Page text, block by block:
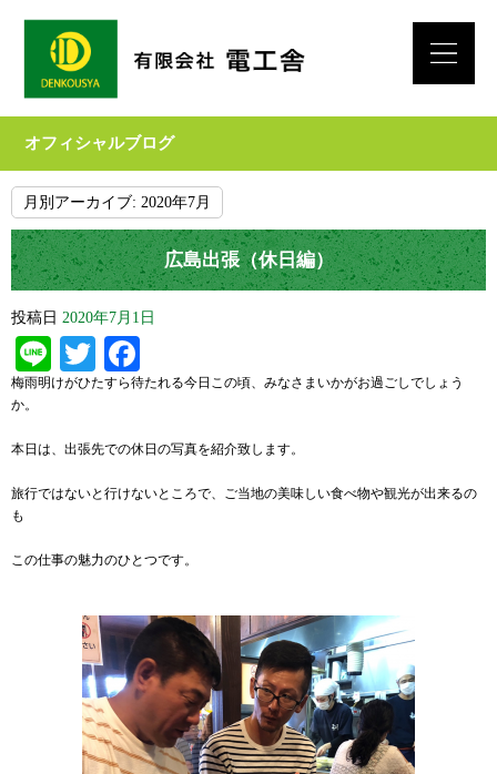
オフィシャルブログ
月別アーカイブ: 2020年7月
広島出張（休日編）
投稿日 2020年7月1日
LineTwitter
梅雨明けがひたすら待たれる今日この頃、みなさまいかがお過ごしでしょう
か。
本日は、出張先での休日の写真を紹介致します。
旅行ではないと行けないところで、ご当地の美味しい食べ物や観光が出来るの
も
この仕事の魅力のひとつです。